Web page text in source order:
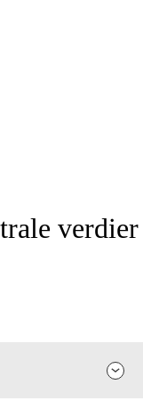
verdier